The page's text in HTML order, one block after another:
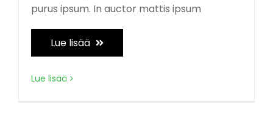
purus ipsum. In auctor mattis ipsum
Lue lisää
Lue lisää